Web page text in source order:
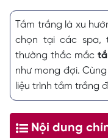
Tắm trắng là xu
chọn tại các spa,
thường thắc mắc
như mong đợi.
liệu trình tắm trắng
Nội dung